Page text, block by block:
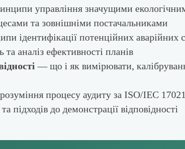
управління значущими
та зовнішніми постачальниками
ідентифікації потенційних аварійних
аналіз ефективності планів
— що і як вимірювати,
процесу аудиту за ISO/IEC
підходів до демонстрації відповідності